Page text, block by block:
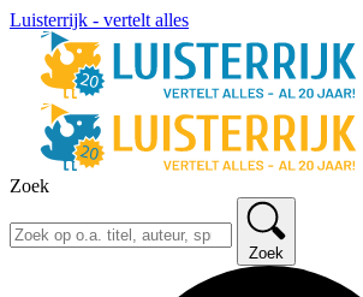
Luisterrijk - vertelt alles
Zoek
Zoek